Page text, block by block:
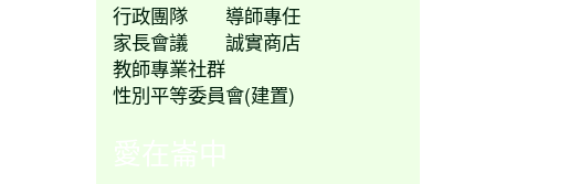
行政團隊
導師專任
家長會議
誠實商店
教師專業社群
性別平等委員會(建置)
愛在崙中